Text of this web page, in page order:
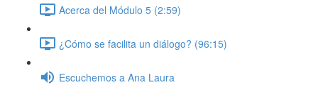
Acerca del Módulo 5 (2:59)
¿Cómo se facilita un diálogo? (96:15)
Escuchemos a Ana Laura